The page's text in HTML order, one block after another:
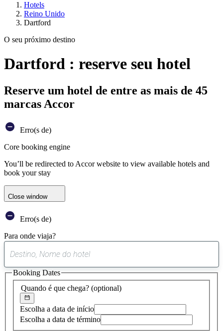
Hotels
Reino Unido
Dartford
O seu próximo destino
Dartford : reserve seu hotel
Reserve um hotel de entre as mais de 45
marcas Accor
Erro(s de)
Core booking engine
You’ll be redirected to Accor website to view available hotels and
book your stay
Close window
Erro(s de)
Para onde viaja?
sugestão
encontrada
Quando é que chega? (optional)
Escolha a data de início
Escolha a data de término
Booking Dates